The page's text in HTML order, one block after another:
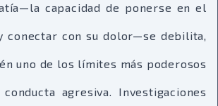
capacidad de ponerse en el
conectar con su dolor—se debilita,
uno de los límites más poderosos
agresiva. Investigaciones